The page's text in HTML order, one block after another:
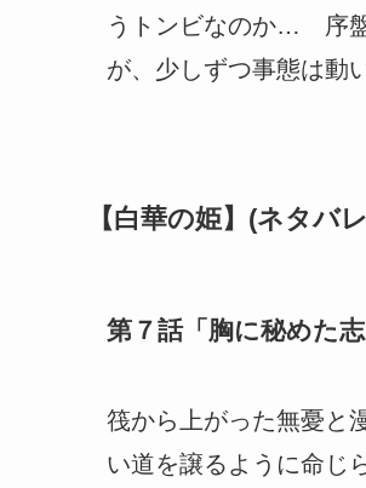
うトンビなのか… 序盤
が、少しずつ事態は動
【白華の姫】(ネタバ
第７話「胸に秘めた志
筏から上がった無憂と
い道を譲るように命じ